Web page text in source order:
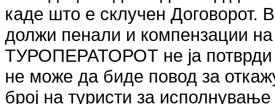
каде што е склучен
должи пенали и компензации
ТУРОПЕРАТОРОТ не ја потврди
не може да биде повод за
број на туристи за